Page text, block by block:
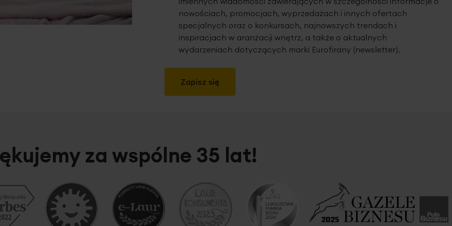
Zapisz się
nowościach, promocjach, wyprzedażach i innych ofertach
specjalnych oraz o konkursach, najnowszych trendach i
inspiracjach w aranżacji wnętrz, a także o aktualnych
wydarzeniach dotyczących marki Eurofirany (newsletter).
za wspólne 35 lat!